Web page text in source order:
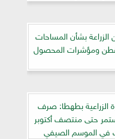
الزراعة بشأن المساحات
ومؤشرات المحصول
الزراعية بطهطا: صرف
حتى منتصف أكتوبر
في الموسم الصيفي